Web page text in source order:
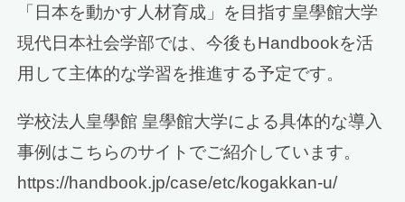
「日本を動かす人材育成」を目指す皇學館大学
現代日本社会学部では、今後もHandbookを活
用して主体的な学習を推進する予定です。
学校法人皇學館 皇學館大学による具体的な導入
事例はこちらのサイトでご紹介しています。
https://handbook.jp/case/etc/kogakkan-u/